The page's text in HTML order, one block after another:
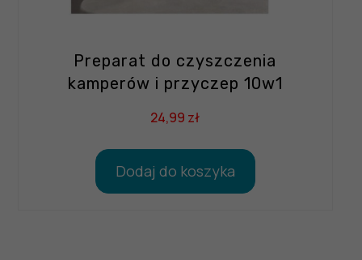
Preparat do czyszczenia
kamperów i przyczep 10w1
24,99 zł
Dodaj do koszyka